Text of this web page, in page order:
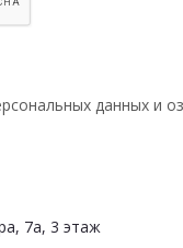
данных и
7а, 3 этаж